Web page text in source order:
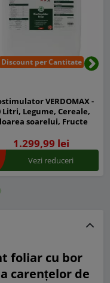
Discount per Cantitate
VERDOMAX -
Litri, Legume, Cereale,
soarelui, Fructe
1.299,99 lei
Vezi reduceri
foliar cu bor
carențelor de